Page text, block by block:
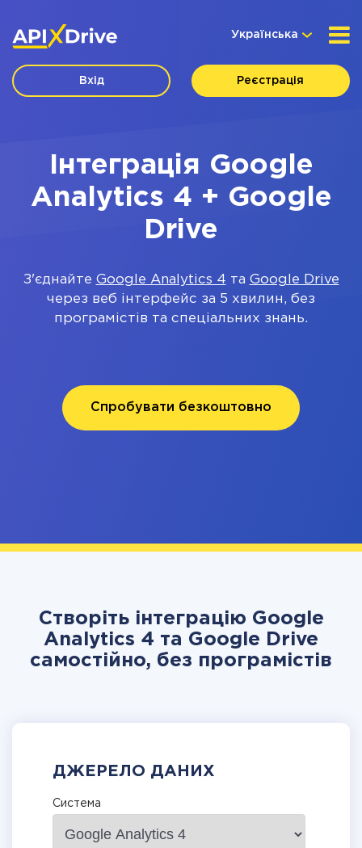
Українська
Вхід Реєстрація
Інтеграція Google
Analytics 4 + Google
Drive
З'єднайте Google Analytics 4 та Google Drive
через веб інтерфейс за 5 хвилин, без
програмістів та спеціальних знань.
Спробувати безкоштовно
Створіть інтеграцію Google
Analytics 4 та Google Drive
самостійно, без програмістів
ДЖЕРЕЛО ДАНИХ
Система